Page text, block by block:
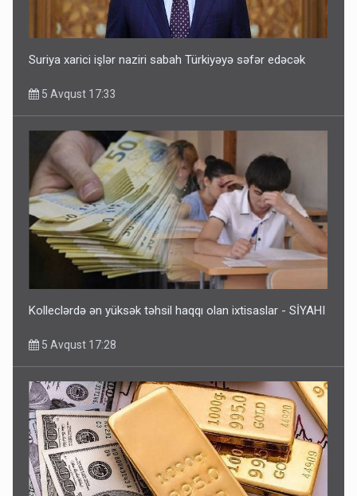
Suriya xarici işlər naziri sabah Türkiyəyə səfər edəcək
5 Avqust 17:33
Kolleclərdə ən yüksək təhsil haqqı olan ixtisaslar - SİYAHI
5 Avqust 17:28